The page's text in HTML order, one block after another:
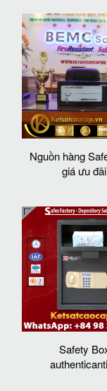
Nguồn hàng
giá ưu đãi
Safety